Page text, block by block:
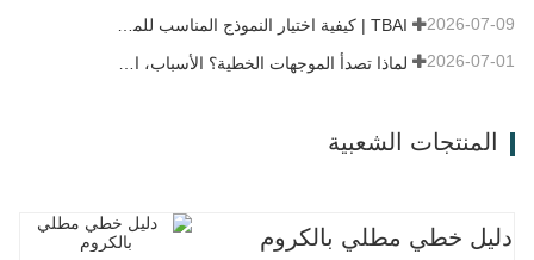
TBAI | كيفية اختيار النموذج المناسب للموجه الخطي؟ 2026-07-09
2026-07-01
المنتجات الشعبية
دليل خطي مطلي بالكروم